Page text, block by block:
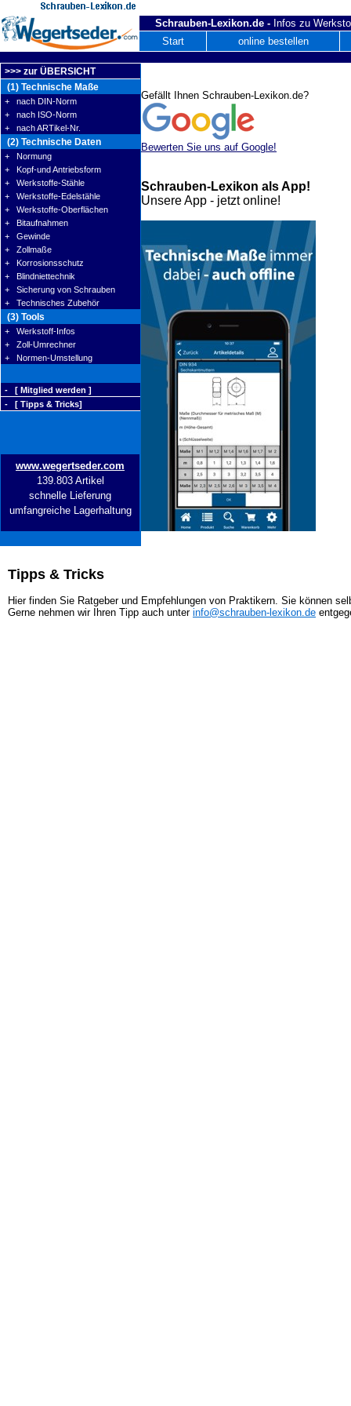
Schrauben-Lexikon.de - Infos zu
Start
online bestellen
>>> zur ÜBERSICHT
(1) Technische Maße
+ nach DIN-Norm
+ nach ISO-Norm
+ nach ARTikel-Nr.
(2) Technische Daten
+ Normung
+ Kopf-und Antriebsform
+ Werkstoffe-Stähle
+ Werkstoffe-Edelstähle
+ Werkstoffe-Oberflächen
+ Bitaufnahmen
+ Gewinde
+ Zollmaße
+ Korrosionsschutz
+ Blindniettechnik
+ Sicherung von Schrauben
+ Technisches Zubehör
(3) Tools
+ Werkstoff-Infos
+ Zoll-Umrechner
+ Normen-Umstellung
- [ Mitglied werden ]
- [ Tipps & Tricks]
www.wegertseder.com
139.803 Artikel
schnelle Lieferung
umfangreiche Lagerhaltung
Tipps & Tricks
Hier finden Sie Ratgeber und Empfehlungen von Praktikern. Sie können
Gerne nehmen wir Ihren Tipp auch unter info@schrauben-lexikon.de
Gefällt Ihnen Schrauben-Lexikon.de?
Bewerten Sie uns auf Google!
Schrauben-Lexikon als App!
Unsere App - jetzt online!